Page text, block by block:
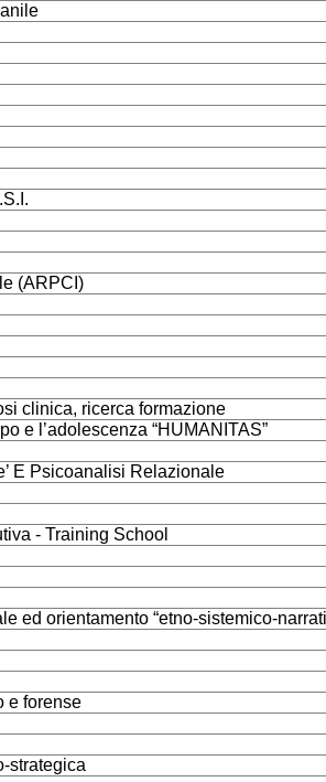
(ARPCI)
clinica, ricerca formazione
e l’adolescenza “HUMANITAS”
E Psicoanalisi Relazionale
- Training School
ed orientamento “etno-sistemico-
e forense
strategica